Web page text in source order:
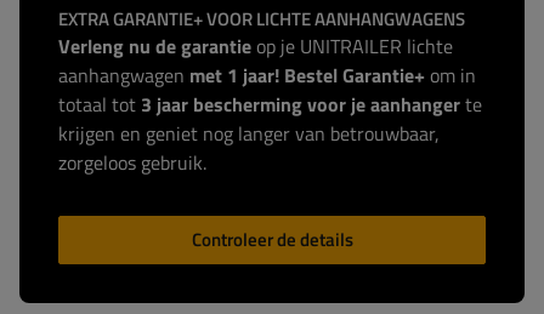
EXTRA GARANTIE+ VOOR LICHTE AANHANGWAGENS
Verleng nu de garantie op je UNITRAILER lichte
aanhangwagen met 1 jaar! Bestel Garantie+ om in
totaal tot 3 jaar bescherming voor je aanhangerte
krijgen en geniet nog langer van betrouwbaar,
zorgeloos gebruik.
Controleer de details